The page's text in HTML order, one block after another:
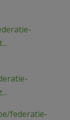
federatie-